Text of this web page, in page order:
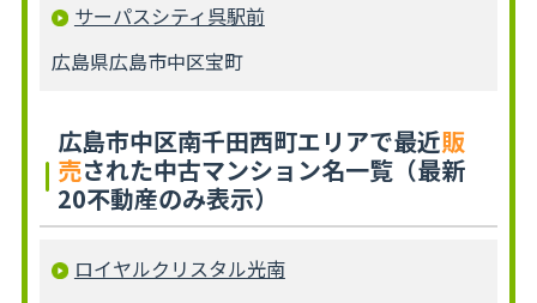
サーパスシティ呉駅前
広島県広島市中区宝町
広島市中区南千田西町エリアで最近販
売された中古マンション名一覧（最新
20不動産のみ表示）
ロイヤルクリスタル光南